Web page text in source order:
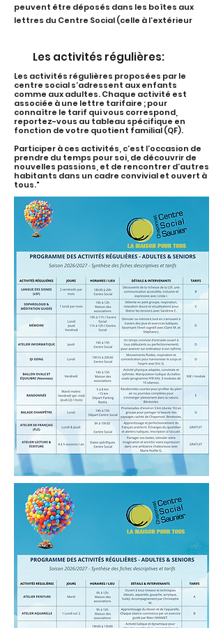
peuvent être déposés dans les boîtes aux
lettres du Centre Social (celle à l’extérieur
Les activités régulières:
Les activités régulières proposées par le
centre social s’adressent aux enfants
comme aux adultes. Chaque activité est
associée à une lettre tarifaire ; pour
connaître le tarif qui vous correspond,
reportez-vous au tableau spécifique en
fonction de votre quotient familial (QF).
Participer à ces activités, c’est l’occasion de
prendre du temps pour soi, de découvrir de
nouvelles passions, et de rencontrer d’autres
habitants dans un cadre convivial et ouvert à
tous."